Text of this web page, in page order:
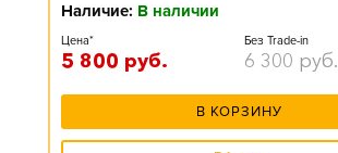
Наличие: В наличии
Цена*
5 800 руб.
Без Trade-in
6 300 руб.
В КОРЗИНУ